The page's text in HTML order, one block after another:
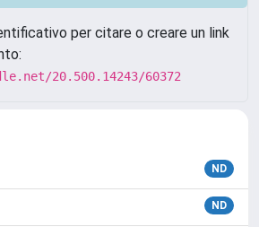
per citare o creare un link
20.500.14243/60372
ND
ND